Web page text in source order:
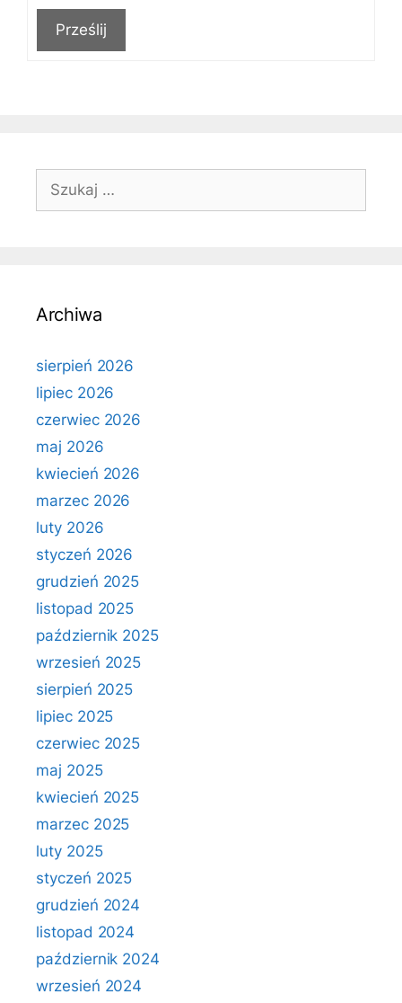
Prześlij
Szukaj:
Archiwa
sierpień 2026
lipiec 2026
czerwiec 2026
maj 2026
kwiecień 2026
marzec 2026
luty 2026
styczeń 2026
grudzień 2025
listopad 2025
październik 2025
wrzesień 2025
sierpień 2025
lipiec 2025
czerwiec 2025
maj 2025
kwiecień 2025
marzec 2025
luty 2025
styczeń 2025
grudzień 2024
listopad 2024
październik 2024
wrzesień 2024